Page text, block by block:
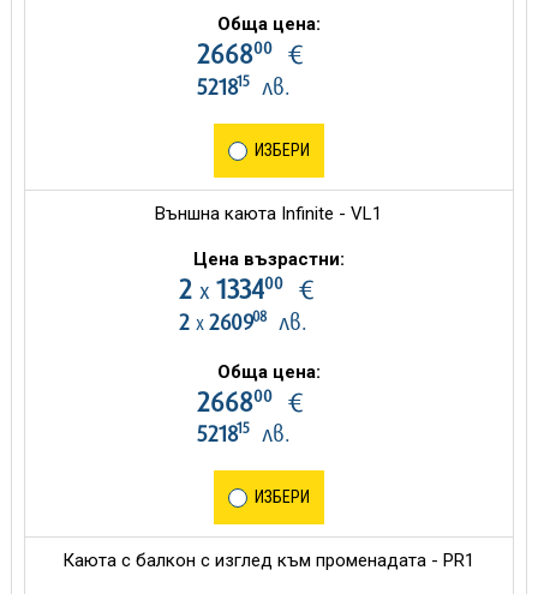
Обща цена:
266800€
521815лв.
ИЗБЕРИ
Външна каюта Infinite - VL1
Цена възрастни:
2 х 133400€
2 х 260908лв.
Обща цена:
266800€
521815лв.
ИЗБЕРИ
Каюта с балкон с изглед към променадата - PR1